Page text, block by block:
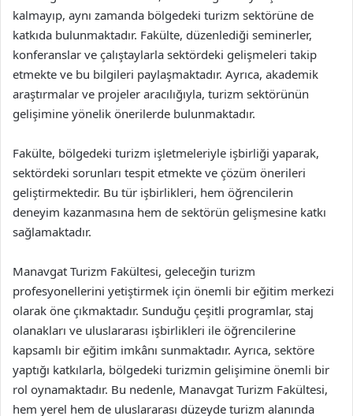
kalmayıp, aynı zamanda bölgedeki turizm sektörüne de
katkıda bulunmaktadır. Fakülte, düzenlediği seminerler,
konferanslar ve çalıştaylarla sektördeki gelişmeleri takip
etmekte ve bu bilgileri paylaşmaktadır. Ayrıca, akademik
araştırmalar ve projeler aracılığıyla, turizm sektörünün
gelişimine yönelik önerilerde bulunmaktadır.
Fakülte, bölgedeki turizm işletmeleriyle işbirliği yaparak,
sektördeki sorunları tespit etmekte ve çözüm önerileri
geliştirmektedir. Bu tür işbirlikleri, hem öğrencilerin
deneyim kazanmasına hem de sektörün gelişmesine katkı
sağlamaktadır.
Manavgat Turizm Fakültesi, geleceğin turizm
profesyonellerini yetiştirmek için önemli bir eğitim merkezi
olarak öne çıkmaktadır. Sunduğu çeşitli programlar, staj
olanakları ve uluslararası işbirlikleri ile öğrencilerine
kapsamlı bir eğitim imkânı sunmaktadır. Ayrıca, sektöre
yaptığı katkılarla, bölgedeki turizmin gelişimine önemli bir
rol oynamaktadır. Bu nedenle, Manavgat Turizm Fakültesi,
hem yerel hem de uluslararası düzeyde turizm alanında